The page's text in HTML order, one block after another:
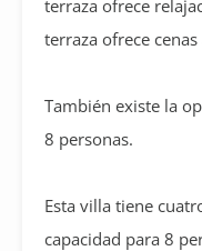
terraza ofrece
terraza ofrece
También existe la
8 personas.
Esta villa tiene
capacidad para 8